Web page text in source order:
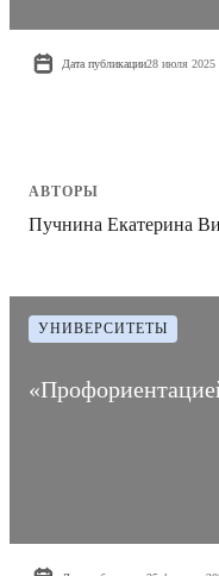
Дата публикации28 июля 2025
АВТОРЫ
Пучнина Екатерина
УНИВЕРСИТЕТЫ